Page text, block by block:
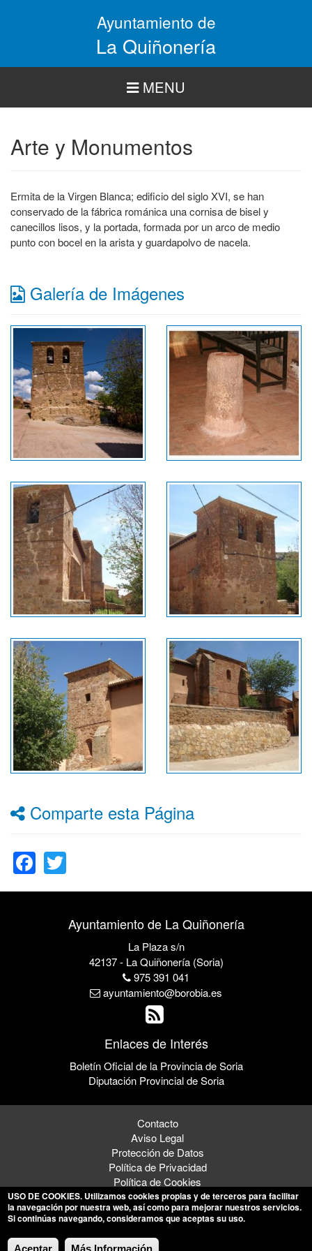
Ayuntamiento de
La Quiñonería
MENU
Arte y Monumentos
Ermita de la Virgen Blanca; edificio del siglo XVI, se han
conservado de la fábrica románica una cornisa de bisel y
canecillos lisos, y la portada, formada por un arco de medio
punto con bocel en la arista y guardapolvo de nacela.
Galería de Imágenes
Comparte esta Página
Facebook
Ayuntamiento de La Quiñonería
La Plaza s/n
42137 - La Quiñonería (Soria)
975 391 041
ayuntamiento@borobia.es
Enlaces de Interés
Boletín Oficial de la Provincia de Soria
Diputación Provincial de Soria
Contacto
Aviso Legal
Protección de Datos
Política de Privacidad
Política de Cookies
© 2026 Ayuntamiento de La Quiñonería
USO DE COOKIES. Utilizamos cookies propias y de terceros para facilitar
la navegación por nuestra web, así como para mejorar nuestros servicios.
Si continúas navegando, consideramos que aceptas su uso.
Aceptar Más Información